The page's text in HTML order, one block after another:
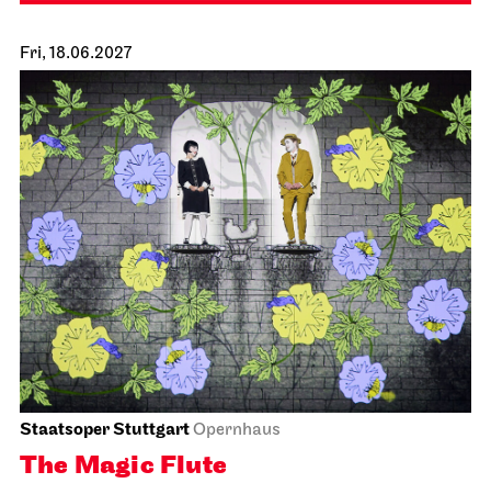
JOiNNord
Gosuto House
17.06.2027
19:00
Fri, 18.06.2027